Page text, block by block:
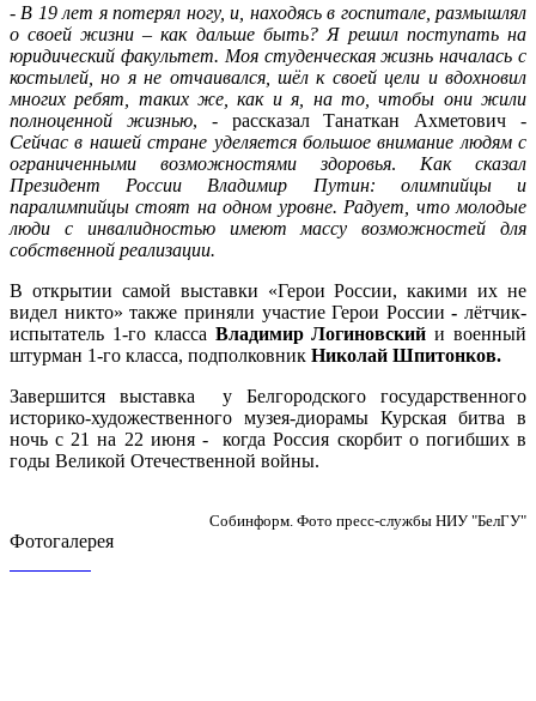
- В 19 лет я потерял ногу, и, находясь в госпитале, размышлял
о своей жизни – как дальше быть? Я решил поступать на
юридический факультет. Моя студенческая жизнь началась с
костылей, но я не отчаивался, шёл к своей цели и вдохновил
многих ребят, таких же, как и я, на то, чтобы они жили
полноценной жизнью, - рассказал Танаткан Ахметович -
Сейчас в нашей стране уделяется большое внимание людям с
ограниченными возможностями здоровья. Как сказал
Президент России Владимир Путин: олимпийцы и
паралимпийцы стоят на одном уровне. Радует, что молодые
люди с инвалидностью имеют массу возможностей для
собственной реализации.
В открытии самой выставки «Герои России, какими их не
видел никто» также приняли участие Герои России- лётчик-
испытатель 1-го класса Владимир Логиновскийи военный
штурман 1-го класса, подполковник Николай Шпитонков.
Завершится выставка у Белгородского государственного
историко-художественного музея-диорамы Курская битва в
ночь с 21 на 22 июня - когда Россия скорбит о погибших в
годы Великой Отечественной войны.
Собинформ. Фото пресс-службы НИУ "БелГУ"
Фотогалерея